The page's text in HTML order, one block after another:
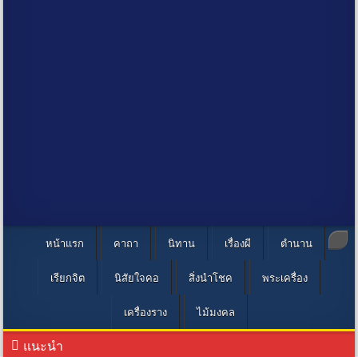
หน้าแรก คาถา นิทาน เรื่องผี ตำนาน
เรียกจิต นิสัยใจคอ สิ่งนำโชค พระเครื่อง
เครื่องราง ไม้มงคล
แนะนำ